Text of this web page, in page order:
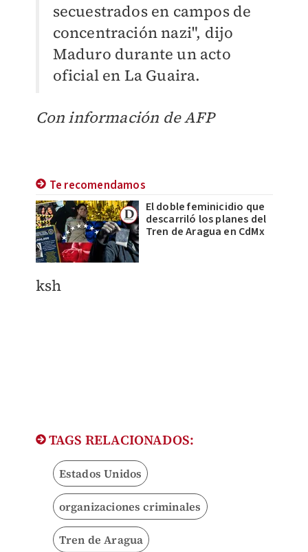
secuestrados en campos de
concentración nazi", dijo
Maduro durante un acto
oficial en La Guaira.
Con información de AFP
Te recomendamos
El doble feminicidio que
descarriló los planes del
Tren de Aragua en CdMx
ksh
TAGS RELACIONADOS:
Estados Unidos
organizaciones criminales
Tren de Aragua